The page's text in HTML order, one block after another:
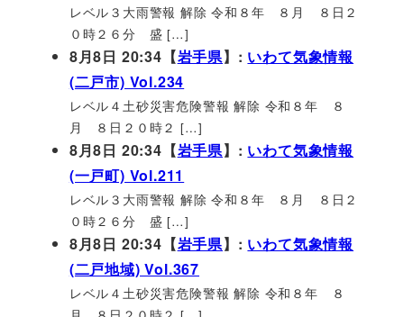
レベル３大雨警報 解除 令和８年 ８月 ８日２
０時２６分 盛 […]
8月8日 20:34【岩手県】: いわて気象情報
(二戸市) Vol.234
レベル４土砂災害危険警報 解除 令和８年 ８
月 ８日２０時２ […]
8月8日 20:34【岩手県】: いわて気象情報
(一戸町) Vol.211
レベル３大雨警報 解除 令和８年 ８月 ８日２
０時２６分 盛 […]
8月8日 20:34【岩手県】: いわて気象情報
(二戸地域) Vol.367
レベル４土砂災害危険警報 解除 令和８年 ８